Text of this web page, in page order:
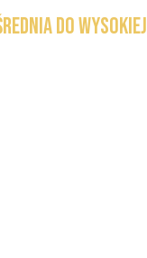
do wysokiej